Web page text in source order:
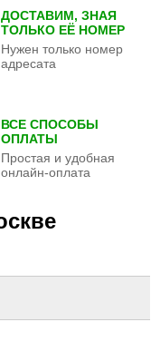
ДОСТАВИМ, ЗНАЯ
ТОЛЬКО ЕЁ НОМЕР
Нужен только номер
адресата
ВСЕ СПОСОБЫ
ОПЛАТЫ
Простая и удобная
онлайн-оплата